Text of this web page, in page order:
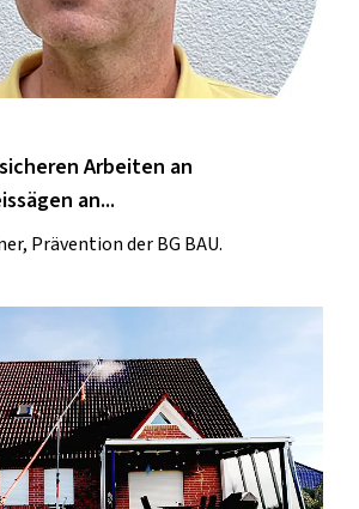
Arbeiten an
an...
Prävention der BG BAU.